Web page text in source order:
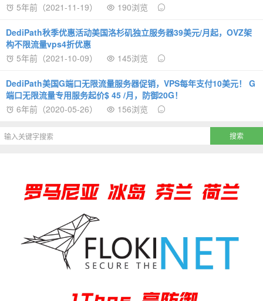
5年前（2021-11-19）
190浏览
DediPath秋季优惠活动美国洛杉矶独立服务器39美元/月起，OVZ架
构不限流量vps4折优惠
5年前（2021-10-09）
145浏览
DediPath美国G端口无限流量服务器促销，VPS每年支付10美元！ G
端口无限流量专用服务起价$ 45 /月，防御20G！
6年前（2020-05-26）
156浏览